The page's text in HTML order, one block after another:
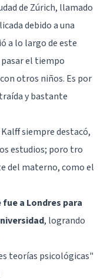
de Zúrich, llamado
debido a una
a lo largo de este
pasar el tiempo
otros niños. Es por
y bastante
siempre destacó,
estudios; poro tro
del materno, como el
fue a Londres para
, logrando
teorías psicológicas"